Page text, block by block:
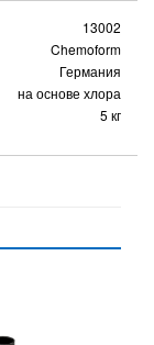
13002
Chemoform
Германия
на основе хлора
5 кг